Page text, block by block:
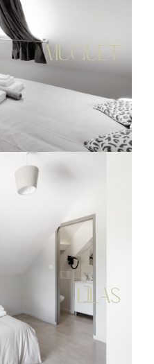
MUGUET
LILAS